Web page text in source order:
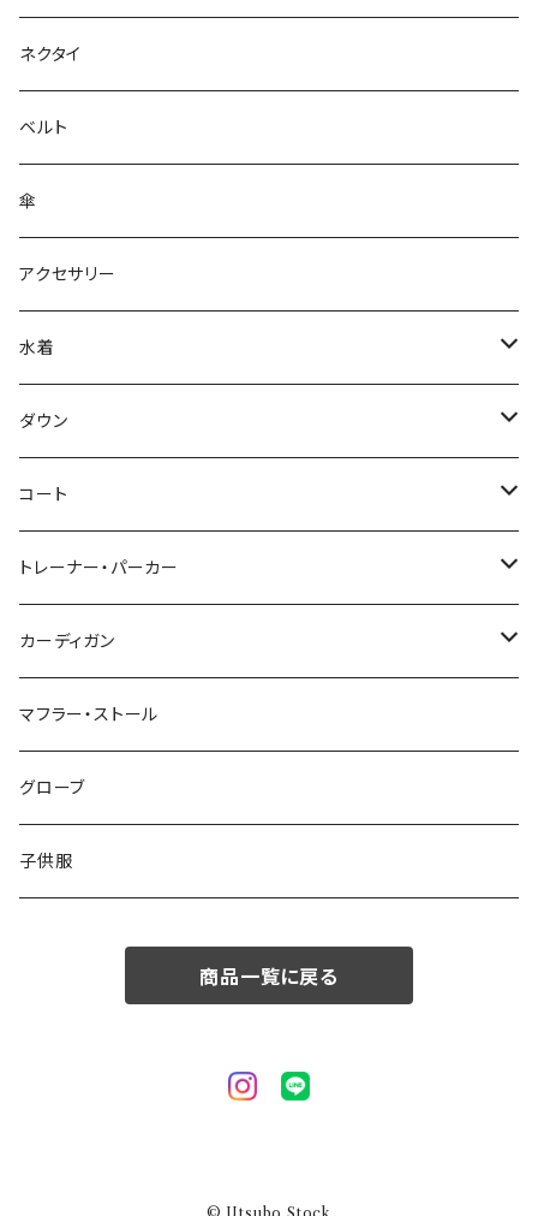
ネクタイ
ベルト
傘
アクセサリー
水着
～44/S
46/M
48/L
50/XL～
ダウン
～44/S
46/M
48/L
50/XL～
コート
～44/S
46/M
48/L
50/XL～
トレーナー・パーカー
～44/S
46/M
48/L
50/XL～
カーディガン
～44/S
46/M
48/L
マフラー・ストール
グローブ
子供服
商品一覧に戻る